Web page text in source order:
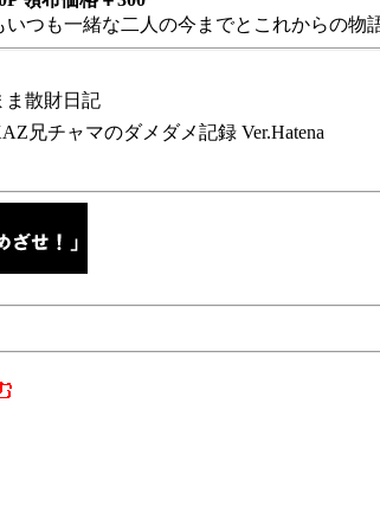
つも一緒な二人の今までとこれからの物
ま散財日記
兄チャマのダメダメ記録 Ver.Hatena